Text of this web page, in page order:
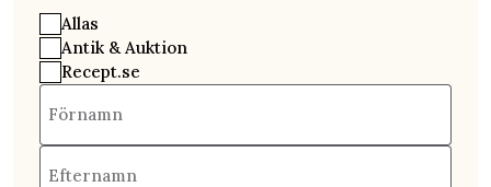
Allas
Antik & Auktion
Recept.se
Förnamn
Efternamn